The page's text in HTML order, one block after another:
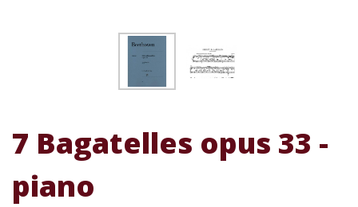
7 Bagatelles opus 33 -
piano